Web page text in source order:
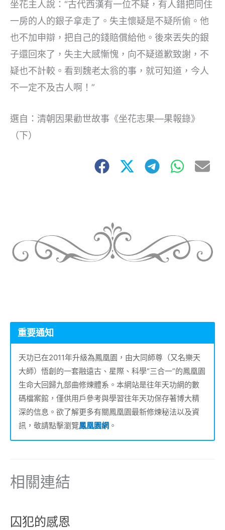
坐花主人說：“古代西漢有一位不疑，有人錯把同住
一房的人的銀子拿走了。失主懷疑是不疑所偷。他
也不加申辯，把自己的錢賠償給他。後來丟失的銀
子還回來了，失主大感慚愧，向不疑道歉致謝，不
疑也不計較。看到魏老太翁的事，就可知道，今人
不一定不及古人啊！”
選自：清朝因果勸世故事《坐花志果—果報錄》
（下）
重要通知
天功已在2011年升級為鳳凰園，由大同師尊（又名樂天
大師）悟創的一套融遠古、星際、科學“三合一”的鳳凰園
生命大回歸九部曲修煉體系。本網站是往年天功網的數
碼檔案館，僅供用戶參考與學習往年天功保存著博大精
深的信息。欲了解更多有關鳳凰園最新修煉秘法以及資
訊，敬請點擊瀏覽鳳凰園網 。
相關連結
囚犯的感恩